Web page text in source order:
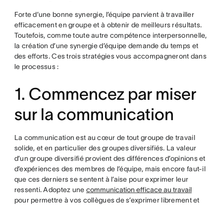
Forte d’une bonne synergie, l’équipe parvient à travailler
efficacement en groupe et à obtenir de meilleurs résultats.
Toutefois, comme toute autre compétence interpersonnelle,
la création d’une synergie d’équipe demande du temps et
des efforts. Ces trois stratégies vous accompagneront dans
le processus :
1. Commencez par miser
sur la communication
La communication est au cœur de tout groupe de travail
solide, et en particulier des groupes diversifiés. La valeur
d’un groupe diversifié provient des différences d’opinions et
d’expériences des membres de l’équipe, mais encore faut-il
que ces derniers se sentent à l’aise pour exprimer leur
ressenti. Adoptez une communication efficace au travail
pour permettre à vos collègues de s’exprimer librement et